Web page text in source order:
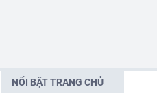
NỔI BẬT TRANG CHỦ